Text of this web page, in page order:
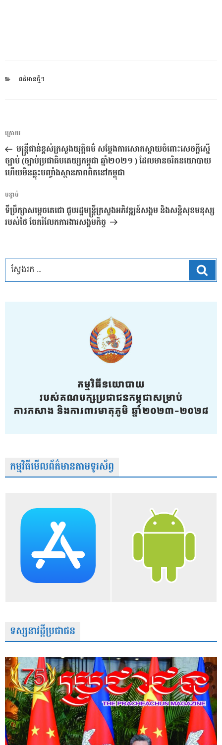
CATEGORIES
ពត៌មានថ្មីៗ
ការ​
នាំទិស​
ប្រកាស
អត្ថបទ
មុន
ក្រោយ
មន្ត្រីជាន់ខ្ពស់ក្រសួងយុត្តិធម៌ សម្តែងការសោកស្តាយចំពោះសេចក្តីស្នើ
ច្បាប់ (ច្បាប់ប្រជាធិបតេយ្យកម្ពុជា ឆ្នាំ២០២១ ) ដែលមានចរិតនយោបាយ
ហើយមិនឆ្លុះបញ្ចាំងស្ថានភាពពិតនៅកម្ពុជា
អត្ថបទ
បន្ទាប់
បន្ទាប់
ទីប្រឹក្សាសម្តេចតេជោ ជួបរដ្ឋមន្ត្រីក្រសួងអភិវឌ្ឍន៍សង្គម និងសន្តិសុខមនុស្ស
របស់ថៃ ចែករំលែកការងារសង្គមកិច្ច
កម្មវិធីមើលព័ត៌មានតាមទូរស័ព្វ
ទស្សនាវដ្តីប្រជាជន